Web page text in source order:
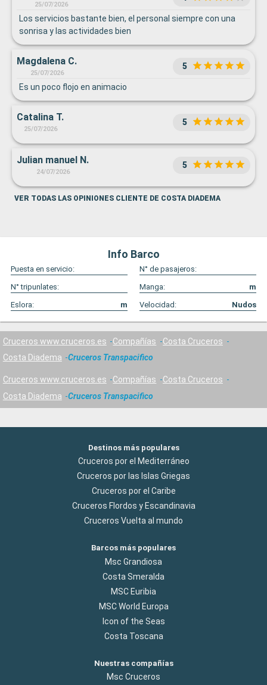
25/07/2026
Los servicios bastante bien, el personal siempre con una
sonrisa y las actividades bien
Magdalena C.
25/07/2026
5
Es un poco flojo en animacio
Catalina T.
25/07/2026
5
Julian manuel N.
24/07/2026
5
VER TODAS LAS OPINIONES CLIENTE DE COSTA DIADEMA
Info Barco
Puesta en servicio:
N° de pasajeros:
N° tripunlates:
Manga:
m
Eslora:
m Velocidad: Nudos
Cruceros www.cruceros.es Compañías
Costa Cruceros
Costa Diadema
Cruceros Transpacifico
Cruceros www.cruceros.es Compañías
Costa Cruceros
Costa Diadema
Cruceros Transpacifico
Destinos más populares
Cruceros por el Mediterráneo
Cruceros por las Islas Griegas
Cruceros por el Caribe
Cruceros Flordos y Escandinavia
Cruceros Vuelta al mundo
Barcos más populares
Msc Grandiosa
Costa Smeralda
MSC Euribia
MSC World Europa
Icon of the Seas
Costa Toscana
Nuestras compañías
Msc Cruceros